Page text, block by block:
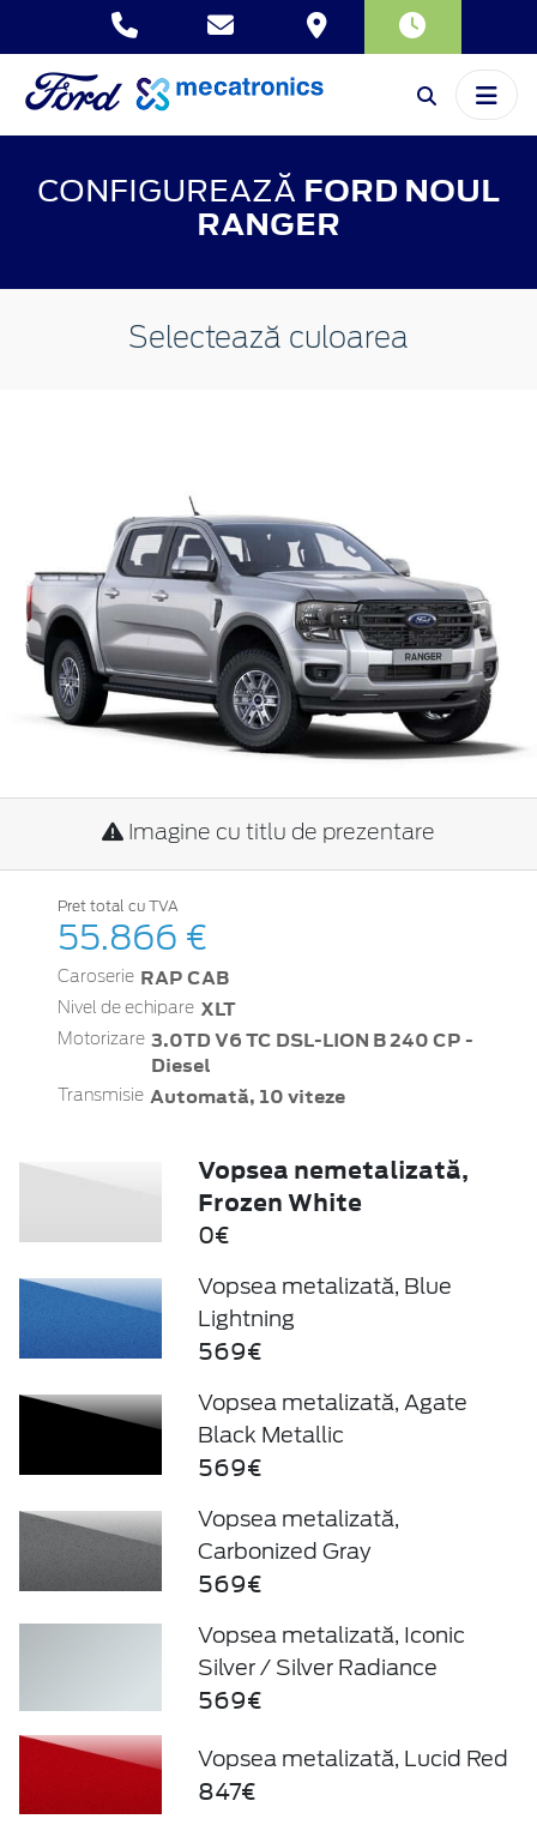
CONFIGUREAZĂ FORD NOUL
RANGER
Selectează culoarea
Imagine cu titlu de prezentare
Pret total cu TVA
55.866 €
Caroserie RAP CAB
Nivel de echipare XLT
Motorizare 3.0TD V6 TC DSL-LION B 240 CP -
Diesel
Transmisie Automată, 10 viteze
Vopsea nemetalizată,
Frozen White
0€
Vopsea metalizată, Blue
Lightning
569€
Vopsea metalizată, Agate
Black Metallic
569€
Vopsea metalizată,
Carbonized Gray
569€
Vopsea metalizată, Iconic
Silver / Silver Radiance
569€
Vopsea metalizată, Lucid Red
847€